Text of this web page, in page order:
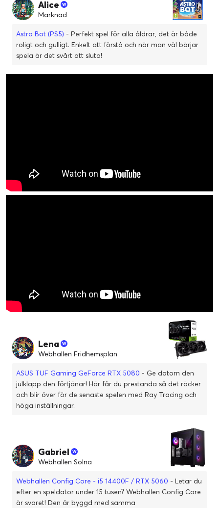
Alice
Marknad
Astro Bot (PS5) - Perfekt spel för alla åldrar, det är både
roligt och gulligt. Enkelt att förstå och när man väl börjar
spela är det svårt att sluta!
Lena
Webhallen Fridhemsplan
ASUS TUF Gaming GeForce RTX 5080 - Ge datorn den
julklapp den förtjänar! Här får du prestanda så det räcker
och blir över för de senaste spelen med Ray Tracing och
höga inställningar.
Gabriel
Webhallen Solna
Webhallen Config Core - i5 14400F / RTX 5060 - Letar du
efter en speldator under 15 tusen? Webhallen Config Core
är svaret! Den är byggd med samma